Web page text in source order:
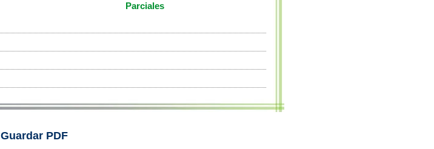
Parciales
Guardar PDF